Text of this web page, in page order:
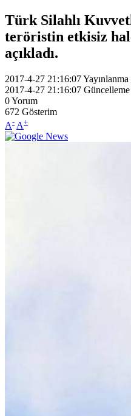
Türk Silahlı
teröristin etkisiz
açıkladı.
2017-4-27 21:16:07Yayınlanma
2017-4-27 21:16:07 Güncelleme
0Yorum
672 Gösterim
A- A+